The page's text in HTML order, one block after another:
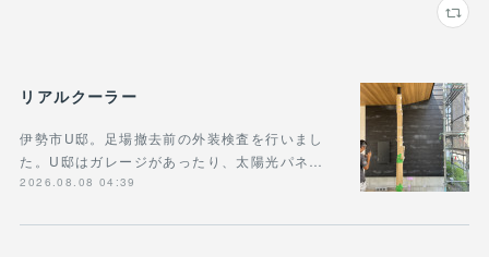
リアルクーラー
伊勢市U邸。足場撤去前の外装検査を行いまし
た。U邸はガレージがあったり、太陽光パネ…
2026.08.08 04:39